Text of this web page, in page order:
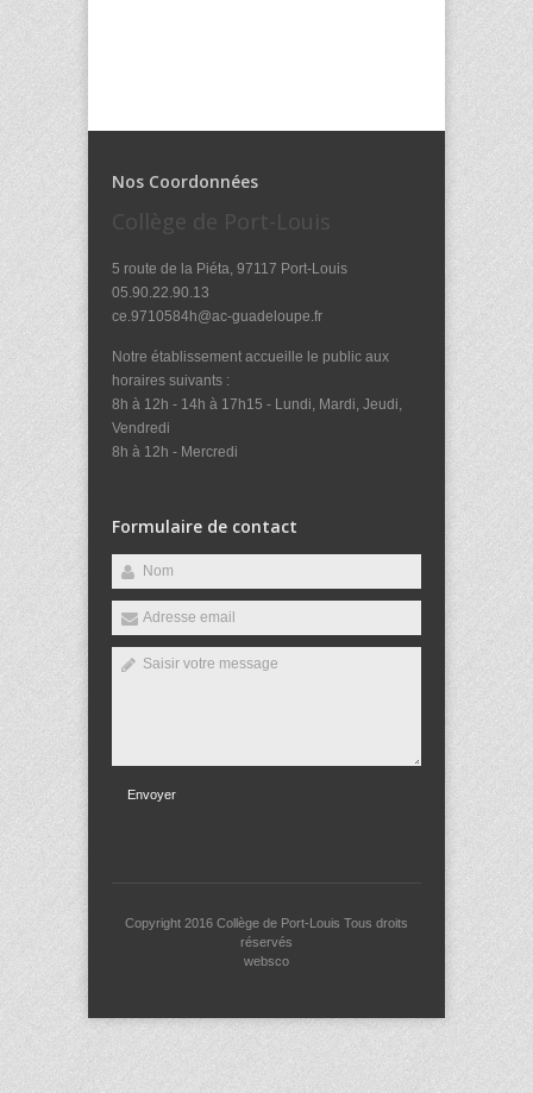
Nos Coordonnées
Collège de Port-Louis
5 route de la Piéta, 97117 Port-Louis
05.90.22.90.13
ce.9710584h@ac-guadeloupe.fr
Notre établissement accueille le public aux
horaires suivants :
8h à 12h - 14h à 17h15 - Lundi, Mardi, Jeudi,
Vendredi
8h à 12h - Mercredi
Formulaire de contact
Envoyer
Copyright 2016 Collège de Port-Louis Tous droits
réservés
websco